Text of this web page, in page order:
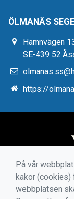
ÖLMANÄS
Hamnvägen
SE-439 52
https://
På vår
kakor (cookies)
webbplatsen